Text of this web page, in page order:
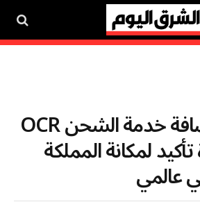
وزير النقل: إضافة خدمة الشحن OCR
لمكانة المملكة
عالمي